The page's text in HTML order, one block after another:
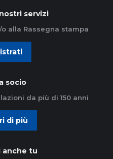
servizi
alla Rassegna stampa
socio
da più di 150 anni
di più
anche tu